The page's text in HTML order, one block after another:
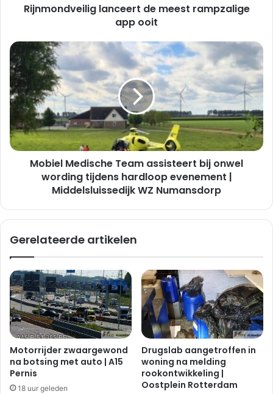
Rijnmondveilig lanceert de meest rampzalige
app ooit
Mobiel
Medische
Team
assisteert
bij
onwel
wording
tijdens
hardloop
evenement
Middelsluissedijk
Numansdorp
Mobiel Medische Team assisteert bij onwel
wording tijdens hardloop evenement |
Middelsluissedijk WZ Numansdorp
Gerelateerde artikelen
Motorrijder zwaargewond
na botsing met auto | A15
Pernis
18 uur geleden
Drugslab aangetroffen in
woning na melding
rookontwikkeling |
Oostplein Rotterdam